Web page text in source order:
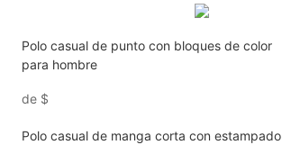
Polo casual de punto con bloques de color
para hombre
de $
Polo casual de manga corta con estampado